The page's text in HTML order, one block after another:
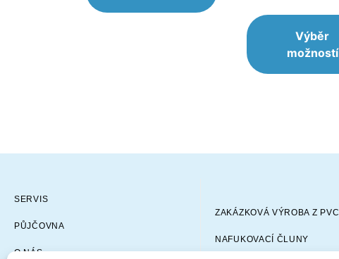
Výběr
možností
SERVIS
PŮJČOVNA
O NÁS
ZAKÁZKOVÁ VÝROBA Z PVC
NAFUKOVACÍ ČLUNY